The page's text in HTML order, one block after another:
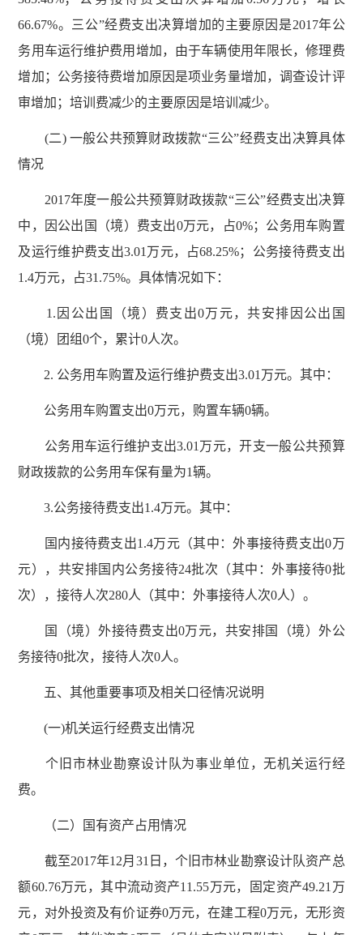
66.67%。三公”经费支出决算增加的主要原因是2017年公
务用车运行维护费用增加，由于车辆使用年限长，修理费
增加；公务接待费增加原因是项业务量增加，调查设计评
审增加；培训费减少的主要原因是培训减少。
(二) 一般公共预算财政拨款“三公”经费支出决算具体
情况
2017年度一般公共预算财政拨款“三公”经费支出决算
中，因公出国（境）费支出0万元，占0%；公务用车购置
及运行维护费支出3.01万元，占68.25%；公务接待费支出
1.4万元，占31.75%。具体情况如下：
1.因公出国（境）费支出0万元，共安排因公出国
（境）团组0个，累计0人次。
2. 公务用车购置及运行维护费支出3.01万元。其中：
公务用车购置支出0万元，购置车辆0辆。
公务用车运行维护支出3.01万元，开支一般公共预算
财政拨款的公务用车保有量为1辆。
3.公务接待费支出1.4万元。其中：
国内接待费支出1.4万元（其中：外事接待费支出0万
元），共安排国内公务接待24批次（其中：外事接待0批
次），接待人次280人（其中：外事接待人次0人）。
国（境）外接待费支出0万元，共安排国（境）外公
务接待0批次，接待人次0人。
五、其他重要事项及相关口径情况说明
(一)机关运行经费支出情况
个旧市林业勘察设计队为事业单位，无机关运行经
费。
（二）国有资产占用情况
截至2017年12月31日，个旧市林业勘察设计队资产总
额60.76万元，其中流动资产11.55万元，固定资产49.21万
元，对外投资及有价证券0万元，在建工程0万元，无形资